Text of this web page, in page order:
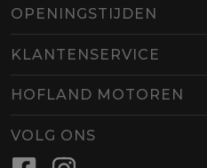
BEL EMAIL
OPENINGSTIJDEN
Maandag
Dinsdag
Woensdag
Donderdag
Vrijdag
KLANTENSERVICE
HOFLAND MOTOREN
VOLG ONS